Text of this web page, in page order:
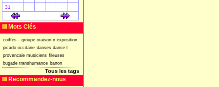
31
Mots Clés
coiffes - groupe oraison n exposition
picado occitane danses danse
provencale musiciens fileuses
bugade transhumance banon
Tous les tags
Recommandez-nous